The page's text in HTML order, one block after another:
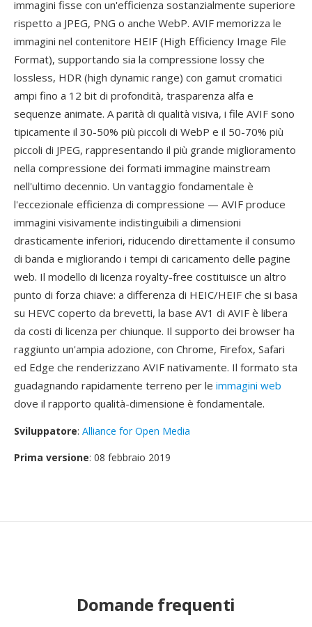
immagini fisse con un'efficienza sostanzialmente superiore
rispetto a JPEG, PNG o anche WebP. AVIF memorizza le
immagini nel contenitore HEIF (High Efficiency Image File
Format), supportando sia la compressione lossy che
lossless, HDR (high dynamic range) con gamut cromatici
ampi fino a 12 bit di profondità, trasparenza alfa e
sequenze animate. A parità di qualità visiva, i file AVIF sono
tipicamente il 30-50% più piccoli di WebP e il 50-70% più
piccoli di JPEG, rappresentando il più grande miglioramento
nella compressione dei formati immagine mainstream
nell'ultimo decennio. Un vantaggio fondamentale è
l'eccezionale efficienza di compressione — AVIF produce
immagini visivamente indistinguibili a dimensioni
drasticamente inferiori, riducendo direttamente il consumo
di banda e migliorando i tempi di caricamento delle pagine
web. Il modello di licenza royalty-free costituisce un altro
punto di forza chiave: a differenza di HEIC/HEIF che si basa
su HEVC coperto da brevetti, la base AV1 di AVIF è libera
da costi di licenza per chiunque. Il supporto dei browser ha
raggiunto un'ampia adozione, con Chrome, Firefox, Safari
ed Edge che renderizzano AVIF nativamente. Il formato sta
guadagnando rapidamente terreno per le immagini web
dove il rapporto qualità-dimensione è fondamentale.
Sviluppatore: Alliance for Open Media
Prima versione: 08 febbraio 2019
Domande frequenti